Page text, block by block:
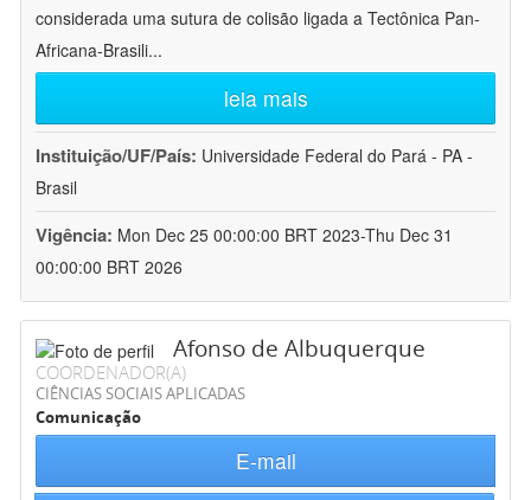
considerada uma sutura de colisão ligada a Tectônica Pan-
Africana-Brasili...
leia mais
Instituição/UF/País: Universidade Federal do Pará - PA -
Brasil
Vigência: Mon Dec 25 00:00:00 BRT 2023-Thu Dec 31
00:00:00 BRT 2026
Afonso de Albuquerque
COORDENADOR(A)
CIÊNCIAS SOCIAIS APLICADAS
Comunicação
E-mail